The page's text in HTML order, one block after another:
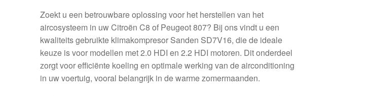
Zoekt u een betrouwbare oplossing voor het herstellen van het
aircosysteem in uw Citroën C8 of Peugeot 807? Bij ons vindt u een
kwaliteits gebruikte klimakompresor Sanden SD7V16, die de ideale
keuze is voor modellen met 2.0 HDI en 2.2 HDI motoren. Dit onderdeel
zorgt voor efficiënte koeling en optimale werking van de airconditioning
in uw voertuig, vooral belangrijk in de warme zomermaanden.